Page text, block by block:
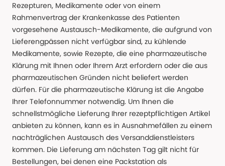
Rezepturen, Medikamente oder von einem
Rahmenvertrag der Krankenkasse des Patienten
vorgesehene Austausch-Medikamente, die aufgrund von
Lieferengpässen nicht verfügbar sind, zu kühlende
Medikamente, sowie Rezepte, die eine pharmazeutische
Klärung mit Ihnen oder Ihrem Arzt erfordern oder die aus
pharmazeutischen Gründen nicht beliefert werden
dürfen. Für die pharmazeutische Klärung ist die Angabe
Ihrer Telefonnummer notwendig. Um Ihnen die
schnellstmögliche Lieferung Ihrer rezeptpflichtigen Artikel
anbieten zu können, kann es in Ausnahmefällen zu einem
nachträglichen Austausch des Versanddienstleisters
kommen. Die Lieferung am nächsten Tag gilt nicht für
Bestellungen, bei denen eine Packstation als